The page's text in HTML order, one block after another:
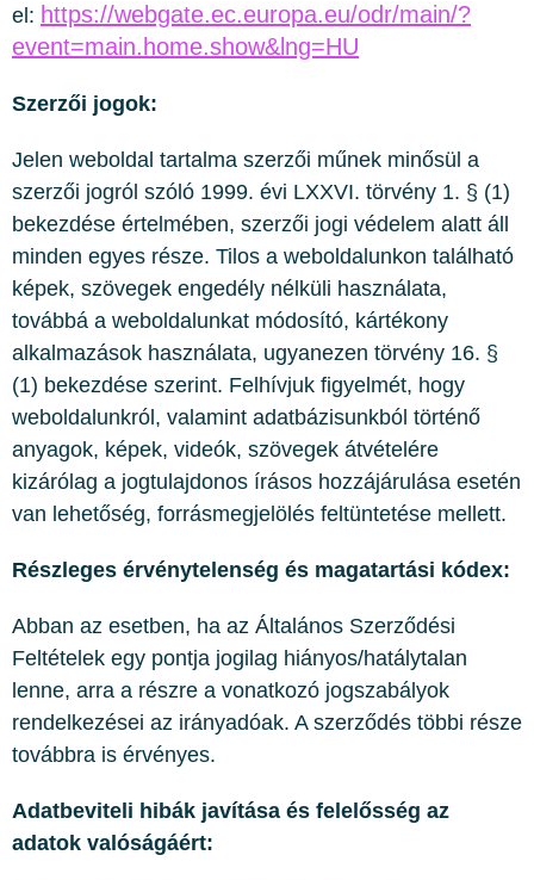
el: https://webgate.ec.europa.eu/odr/main/?
event=main.home.show&lng=HU
Szerzői jogok:
Jelen weboldal tartalma szerzői műnek minősül a
szerzői jogról szóló 1999. évi LXXVI. törvény 1. § (1)
bekezdése értelmében, szerzői jogi védelem alatt áll
minden egyes része. Tilos a weboldalunkon található
képek, szövegek engedély nélküli használata,
továbbá a weboldalunkat módosító, kártékony
alkalmazások használata, ugyanezen törvény 16. §
(1) bekezdése szerint. Felhívjuk figyelmét, hogy
weboldalunkról, valamint adatbázisunkból történő
anyagok, képek, videók, szövegek átvételére
kizárólag a jogtulajdonos írásos hozzájárulása esetén
van lehetőség, forrásmegjelölés feltüntetése mellett.
Részleges érvénytelenség és magatartási kódex:
Abban az esetben, ha az Általános Szerződési
Feltételek egy pontja jogilag hiányos/hatálytalan
lenne, arra a részre a vonatkozó jogszabályok
rendelkezései az irányadóak. A szerződés többi része
továbbra is érvényes.
Adatbeviteli hibák javítása és felelősség az
adatok valóságáért: